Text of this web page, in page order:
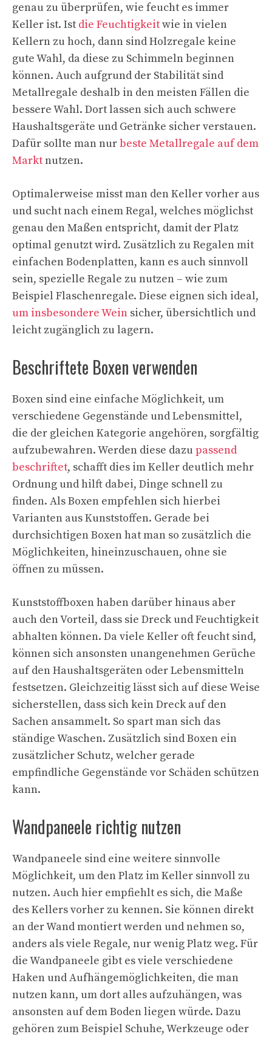
genau zu überprüfen, wie feucht es immer
Keller ist. Ist die Feuchtigkeitwie in vielen
Kellern zu hoch, dann sind Holzregale keine
gute Wahl, da diese zu Schimmeln beginnen
können. Auch aufgrund der Stabilität sind
Metallregale deshalb in den meisten Fällen die
bessere Wahl. Dort lassen sich auch schwere
Haushaltsgeräte und Getränke sicher verstauen.
Dafür sollte man nurbeste Metallregale auf dem
Marktnutzen.
Optimalerweise misst man den Keller vorher aus
und sucht nach einem Regal, welches möglichst
genau den Maßen entspricht, damit der Platz
optimal genutzt wird. Zusätzlich zu Regalen mit
einfachen Bodenplatten, kann es auch sinnvoll
sein, spezielle Regale zu nutzen – wie zum
Beispiel Flaschenregale. Diese eignen sich ideal,
um insbesondere Wein sicher, übersichtlich und
leicht zugänglich zu lagern.
Beschriftete Boxen verwenden
Boxen sind eine einfache Möglichkeit, um
verschiedene Gegenstände und Lebensmittel,
die der gleichen Kategorie angehören, sorgfältig
aufzubewahren. Werden diese dazu passend
beschriftet, schafft dies im Keller deutlich mehr
Ordnung und hilft dabei, Dinge schnell zu
finden. Als Boxen empfehlen sich hierbei
Varianten aus Kunststoffen. Gerade bei
durchsichtigen Boxen hat man so zusätzlich die
Möglichkeiten, hineinzuschauen, ohne sie
öffnen zu müssen.
Kunststoffboxen haben darüber hinaus aber
auch den Vorteil, dass sie Dreck und Feuchtigkeit
abhalten können. Da viele Keller oft feucht sind,
können sich ansonsten unangenehmen Gerüche
auf den Haushaltsgeräten oder Lebensmitteln
festsetzen. Gleichzeitig lässt sich auf diese Weise
sicherstellen, dass sich kein Dreck auf den
Sachen ansammelt. So spart man sich das
ständige Waschen. Zusätzlich sind Boxen ein
zusätzlicher Schutz, welcher gerade
empfindliche Gegenstände vor Schäden schützen
kann.
Wandpaneele richtig nutzen
Wandpaneele sind eine weitere sinnvolle
Möglichkeit, um den Platz im Keller sinnvoll zu
nutzen. Auch hier empfiehlt es sich, die Maße
des Kellers vorher zu kennen. Sie können direkt
an der Wand montiert werden und nehmen so,
anders als viele Regale, nur wenig Platz weg. Für
die Wandpaneele gibt es viele verschiedene
Haken und Aufhängemöglichkeiten, die man
nutzen kann, um dort alles aufzuhängen, was
ansonsten auf dem Boden liegen würde. Dazu
gehören zum Beispiel Schuhe, Werkzeuge oder